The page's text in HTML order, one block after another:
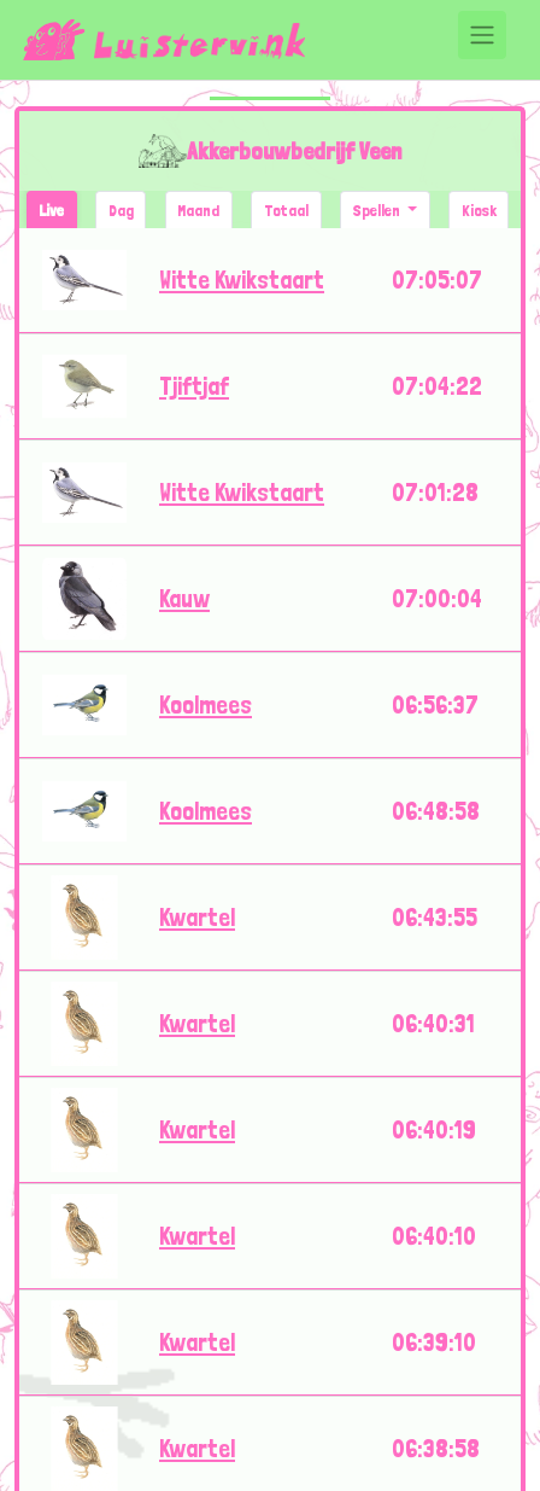
Akkerbouwbedrijf Veen
Live Dag Maand Totaal Spellen Kiosk
Witte Kwikstaart 07:05:07
Tjiftjaf 07:04:22
Witte Kwikstaart 07:01:28
Kauw 07:00:04
Koolmees 06:56:37
Koolmees 06:48:58
Kwartel 06:43:55
Kwartel 06:40:31
Kwartel 06:40:19
Kwartel 06:40:10
Kwartel 06:39:10
Kwartel 06:38:58